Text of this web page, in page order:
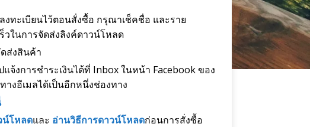
ทะเบียนไว้ตอนสั่งซื้อ กรุณาเช็คชื่อ และราย
วในการจัดส่งลิงค์ดาวน์โหลด
ส่งสินค้า
จ้งการชำระเงินได้ที่ Inbox ในหน้า Facebook ของ
างอีเมลได้เป็นอีกหนึ่งช่องทาง
น์โหลดและ อ่านวิธีการดาวน์โหลดก่อนการสั่งซื้อ